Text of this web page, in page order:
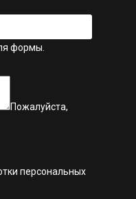
формы.
Пожалуйста,
персональных